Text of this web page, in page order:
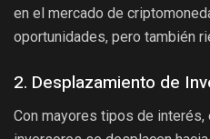
en el mercado de
oportunidades, pero también
2. Desplazamiento de
Con mayores tipos de